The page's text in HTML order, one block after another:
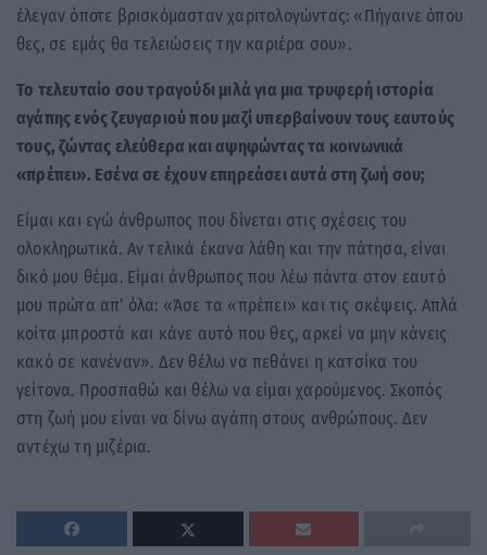
έλεγαν όποτε βρισκόμασταν χαριτολογώντας: «Πήγαινε όπου
θες, σε εμάς θα τελειώσεις την καριέρα σου».
Το τελευταίο σου τραγούδι μιλά για μια τρυφερή ιστορία
αγάπης ενός ζευγαριού που μαζί υπερβαίνουν τους εαυτούς
τους, ζώντας ελεύθερα και αψηφώντας τα κοινωνικά
«πρέπει». Εσένα σε έχουν επηρεάσει αυτά στη ζωή σου;
Είμαι και εγώ άνθρωπος που δίνεται στις σχέσεις του
ολοκληρωτικά. Αν τελικά έκανα λάθη και την πάτησα, είναι
δικό μου θέμα. Είμαι άνθρωπος που λέω πάντα στον εαυτό
μου πρώτα απ’ όλα: «Άσε τα «πρέπει» και τις σκέψεις. Απλά
κοίτα μπροστά και κάνε αυτό που θες, αρκεί να μην κάνεις
κακό σε κανέναν». Δεν θέλω να πεθάνει η κατσίκα του
γείτονα. Προσπαθώ και θέλω να είμαι χαρούμενος. Σκοπός
στη ζωή μου είναι να δίνω αγάπη στους ανθρώπους. Δεν
αντέχω τη μιζέρια.